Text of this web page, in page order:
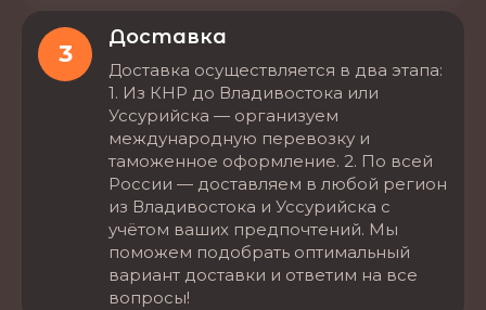
3
Доставка
Доставка осуществляется в два этапа:
1. Из КНР до Владивостока или
Уссурийска — организуем
международную перевозку и
таможенное оформление. 2. По всей
России — доставляем в любой регион
из Владивостока и Уссурийска с
учётом ваших предпочтений. Мы
поможем подобрать оптимальный
вариант доставки и ответим на все
вопросы!